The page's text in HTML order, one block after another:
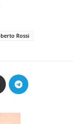
Rossi